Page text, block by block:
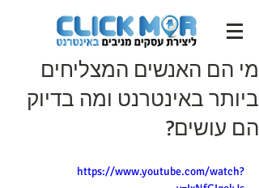
מי הם האנשים המצליחים
ביותר באינטרנט ומה בדיוק
הם עושים?
https://www.youtube.com/watch?